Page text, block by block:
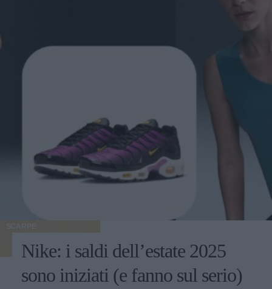
SCARPE
Nike: i saldi dell’estate 2025
sono iniziati (e fanno sul serio)